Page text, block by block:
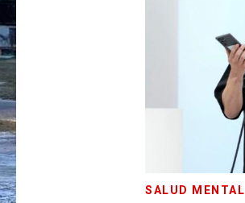
SALUD MENTAL